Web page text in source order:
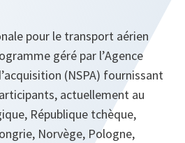
pour le transport aérien
géré par l’Agence
(NSPA) fournissant
actuellement au
République tchèque,
Norvège, Pologne,